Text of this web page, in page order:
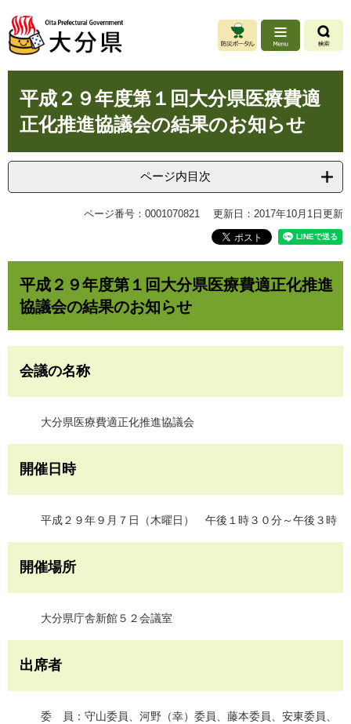
ジ
先
ュ
を
本
へ
平成２９年度第１回大分県医療費適
正化推進協議会の結果のお知らせ
ページ内目次
ページ番号：0001070821 更新日：2017年10月1日更新
平成２９年度第１回大分県医療費適正化推進
協議会の結果のお知らせ
会議の名称
大分県医療費適正化推進協議会
開催日時
平成２９年９月７日（木曜日） 午後１時３０分～午後３時
開催場所
大分県庁舎新館５２会議室
出席者
委 員：守山委員、河野（幸）委員、藤本委員、安東委員、